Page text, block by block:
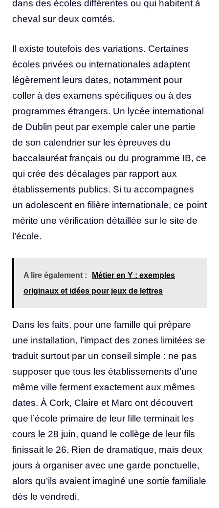
dans des écoles différentes ou qui habitent à
cheval sur deux comtés.
Il existe toutefois des variations. Certaines
écoles privées ou internationales adaptent
légèrement leurs dates, notamment pour
coller à des examens spécifiques ou à des
programmes étrangers. Un lycée international
de Dublin peut par exemple caler une partie
de son calendrier sur les épreuves du
baccalauréat français ou du programme IB, ce
qui crée des décalages par rapport aux
établissements publics. Si tu accompagnes
un adolescent en filière internationale, ce point
mérite une vérification détaillée sur le site de
l’école.
A lire également :
Métier en Y : exemples
originaux et idées pour jeux de lettres
Dans les faits, pour une famille qui prépare
une installation, l’impact des zones limitées se
traduit surtout par un conseil simple : ne pas
supposer que tous les établissements d’une
même ville ferment exactement aux mêmes
dates. À Cork, Claire et Marc ont découvert
que l’école primaire de leur fille terminait les
cours le 28 juin, quand le collège de leur fils
finissait le 26. Rien de dramatique, mais deux
jours à organiser avec une garde ponctuelle,
alors qu’ils avaient imaginé une sortie familiale
dès le vendredi.